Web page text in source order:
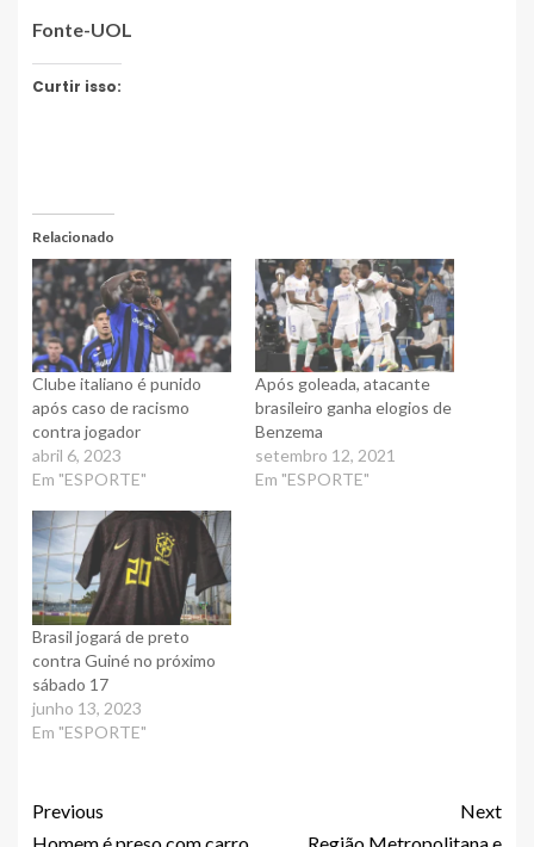
Fonte-UOL
Curtir isso:
Relacionado
Clube italiano é punido
após caso de racismo
contra jogador
abril 6, 2023
Em "ESPORTE"
Após goleada, atacante
brasileiro ganha elogios de
Benzema
setembro 12, 2021
Em "ESPORTE"
Brasil jogará de preto
contra Guiné no próximo
sábado 17
junho 13, 2023
Em "ESPORTE"
Previous
Homem é preso com carro
Next
Região Metropolitana e